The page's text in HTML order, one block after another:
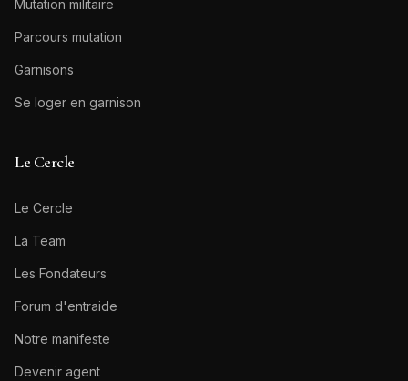
Mutation militaire
Parcours mutation
Garnisons
Se loger en garnison
Le Cercle
Le Cercle
La Team
Les Fondateurs
Forum d'entraide
Notre manifeste
Devenir agent